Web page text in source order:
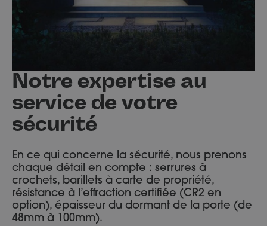
Notre expertise au
service de votre
sécurité
En ce qui concerne la sécurité, nous prenons
chaque détail en compte : serrures à
crochets, barillets à carte de propriété,
résistance à l’effraction certifiée (CR2 en
option), épaisseur du dormant de la porte (de
48mm à 100mm).